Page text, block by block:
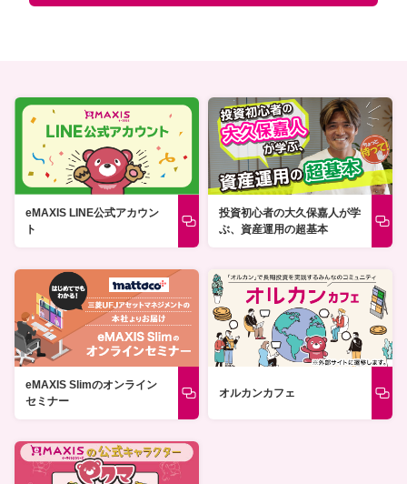
eMAXIS LINE公式アカウン
ト
投資初心者の大久保嘉人が学
ぶ、資産運用の超基本
eMAXIS Slimのオンライン
セミナー
オルカンカフェ